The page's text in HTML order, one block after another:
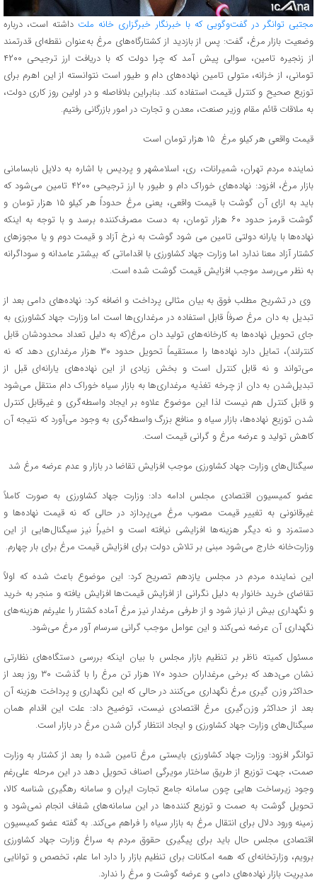
مجتبی توانگر در گفت‌و‌گویی که با خبرنگار خبرگزاری خانه ملت داشته است، درباره
وضعیت بازار مرغ، گفت: پس از بازدید از کشتارگاه‌های مرغ به‌عنوان نقطه‌ای قدرتمند
از زنجیره تامین، سوالی پیش آمد که چرا دولت که با دریافت ارز ترجیحی ۴۲۰۰
تومانی، از خزانه، متولی تامین نهاده‌های دام و طیور است نتوانسته از این اهرم برای
توزیع صحیح و کنترل قیمت استفاده کند. بنابراین بلافاصله و در اولین روز کاری دولت،
به ملاقات قائم مقام وزیر صنعت، معدن و تجارت در امور بازرگانی رفتیم.
قیمت واقعی هر کیلو مرغ ۱۵ هزار تومان است
نماینده مردم تهران، شمیرانات، ری، اسلامشهر و پردیس با اشاره به دلایل نابسامانی
بازار مرغ، افزود: نهاده‌های خوراک دام و طیور با ارز ترجیحی ۴۲۰۰ تامین می‌شود که
باید به ازای آن گوشت با قیمت واقعی، یعنی مرغ حدوداً هر کیلو ۱۵ هزار تومان و
گوشت قرمز حدود ۶۰ هزار تومان، به دست مصرف‌کننده برسد و با توجه به اینکه
نهاده‌ها با یارانه دولتی تامین می شود گوشت به نرخ آزاد و قیمت دوم و یا مجوزهای
کشتار آزاد معنا ندارد اما وزارت جهاد کشاورزی با اقداماتی که بیشتر عامدانه و سوداگرانه
به نظر می‌رسد موجب افزایش قیمت گوشت شده است.
وی در تشریح مطلب فوق به بیان مثالی پرداخت و اضافه کرد: نهاده‌های دامی بعد از
تبدیل به دان مرغ صرفاً قابل استفاده در مرغداری‌ها است اما وزارت جهاد کشاورزی به
جای تحویل نهاده‌ها به کارخانه‌های تولید دان مرغ(که به دلیل تعداد محدودشان قابل
کنترلند)، تمایل دارد نهاده‌ها را مستقیماً تحویل حدود ۳۰ هزار مرغداری دهد که نه
می‌تواند و نه قابل کنترل است و بخش زیادی از این نهاده‌های یارانه‌ای قبل از
تبدیل‌شدن به دان از چرخه تغذیه مرغداری‌ها به بازار سیاه خوراک دام منتقل می‌شود
و قابل کنترل هم نیست لذا این موضوع علاوه بر ایجاد واسطه‌گری و غیرقابل کنترل
شدن توزیع نهاده‌ها، بازار سیاه و منافع بزرگ واسطه‌گری به وجود می‌آورد که نتیجه آن
کاهش تولید و عرضه مرغ و گرانی قیمت است.
سیگنال‌های وزارت جهاد کشاورزی موجب افزایش تقاضا در بازار و عدم عرضه مرغ شد
عضو کمیسیون اقتصادی مجلس ادامه داد: وزارت جهاد کشاورزی به صورت کاملاً
غیرقانونی به تغییر قیمت مصوب مرغ می‌پردازد در حالی که نه قیمت نهاده‌ها و
دستمزد و نه دیگر هزینه‌ها افزایشی نیافته است و اخیراً نیز سیگنال‌هایی از این
وزارت‌خانه خارج می‌شود مبنی بر تلاش دولت برای افزایش قیمت مرغ برای بار چهارم.
این نماینده مردم در مجلس یازدهم تصریح کرد: این موضوع باعث شده که اولاً
تقاضای خرید خانوار به دلیل نگرانی از افزایش قیمت‌ها افزایش یافته و منجر به خرید
و نگهداری بیش از نیاز شود و از طرفی مرغدار نیز مرغ آماده کشتار را علیرغم هزینه‌های
نگهداری آن عرضه نمی‌کند و این عوامل موجب گرانی سرسام آور مرغ می‌شود.
مسئول کمیته ناظر بر تنظیم بازار مجلس با بیان اینکه بررسی دستگاه‌های نظارتی
نشان می‌دهد که برخی مرغداران حدود ۱۷۰ هزار تن مرغ را با گذشت ۳۰ روز بعد از
حداکثر وزن گیری مرغ نگهداری می‌کنند در حالی که این نگهداری و پرداخت هزینه آن
بعد از حداکثر وزن‌گیری مرغ اقتصادی نیست، توضیح داد: علت این اقدام همان
سیگنال‌های وزارت جهاد کشاورزی و ایجاد انتظار گران‌ شدن مرغ در بازار است.
توانگر افزود: وزارت جهاد کشاورزی بایستی مرغ تامین شده را بعد از کشتار به وزارت
صمت، جهت توزیع از طریق ساختار مویرگی اصناف تحویل دهد در این مرحله علی‌رغم
وجود زیرساخت هایی چون سامانه جامع تجارت ایران و سامانه رهگیری شناسه کالا،
تحویل گوشت به صمت و توزیع کننده‌ها در این سامانه‌های شفاف انجام نمی‌شود و
زمینه ورود دلال برای انتقال مرغ به بازار سیاه را فراهم می‌کند. به گفته عضو کمیسیون
اقتصادی مجلس حال باید برای پیگیری حقوق مردم به سراغ وزارت جهاد کشاورزی
برویم، وزارتخانه‌ای که همه امکانات برای تنظیم بازار را دارد اما علم، تخصص و توانایی
مدیریت بازار نهاده‌های دامی و عرضه گوشت و مرغ را ندارد.